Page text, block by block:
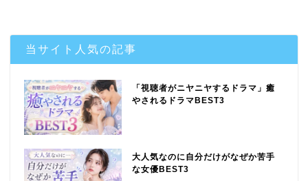
当サイト人気の記事
「視聴者がニヤニヤするドラマ」癒
やされるドラマBEST3
大人気なのに自分だけがなぜか苦手
な女優BEST3